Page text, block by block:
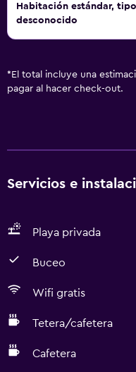
Habitación estándar,
desconocido
* El total incluye una
pagar al hacer check-out.
Servicios e
Playa privada
Buceo
Wifi gratis
Tetera/cafetera
Cafetera